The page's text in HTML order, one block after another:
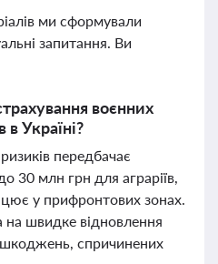
ми сформували
запитання. Ви
воєнних
в Україні?
передбачає
30 млн грн для аграріїв,
у прифронтових зонах.
швидке відновлення
спричинених